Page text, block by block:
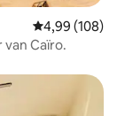
Gemiddelde
4,99 (108)
Caïro.